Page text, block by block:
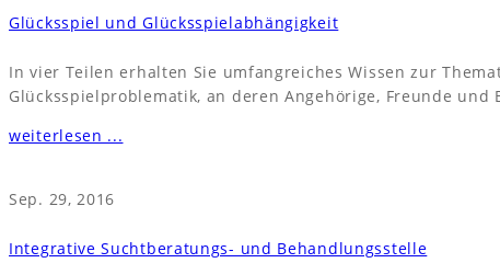
Glücksspiel und Glücksspielabhängigkeit
In vier Teilen erhalten Sie umfangreiches Wissen zur
Glücksspielproblematik, an deren Angehörige, Freunde und
weiterlesen ...
Sep. 29, 2016
Integrative Suchtberatungs- und Behandlungsstelle